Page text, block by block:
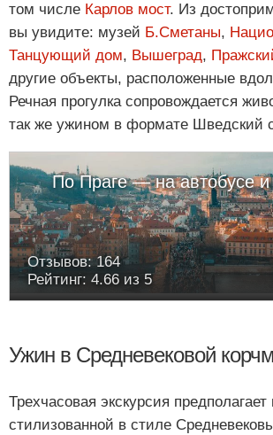
том числе Карлов мост. Из
вы увидите: музей Б.Сметаны,
Танцующий дом, Вышеград,
другие объекты, расположенные
Речная прогулка сопровождается
так же ужином в формате Шведский
По Праге — на автобусе
Отзывов: 164
Рейтинг: 4.66 из 5
Ужин в Средневековой
Трехчасовая экскурсия
стилизованной в стиле